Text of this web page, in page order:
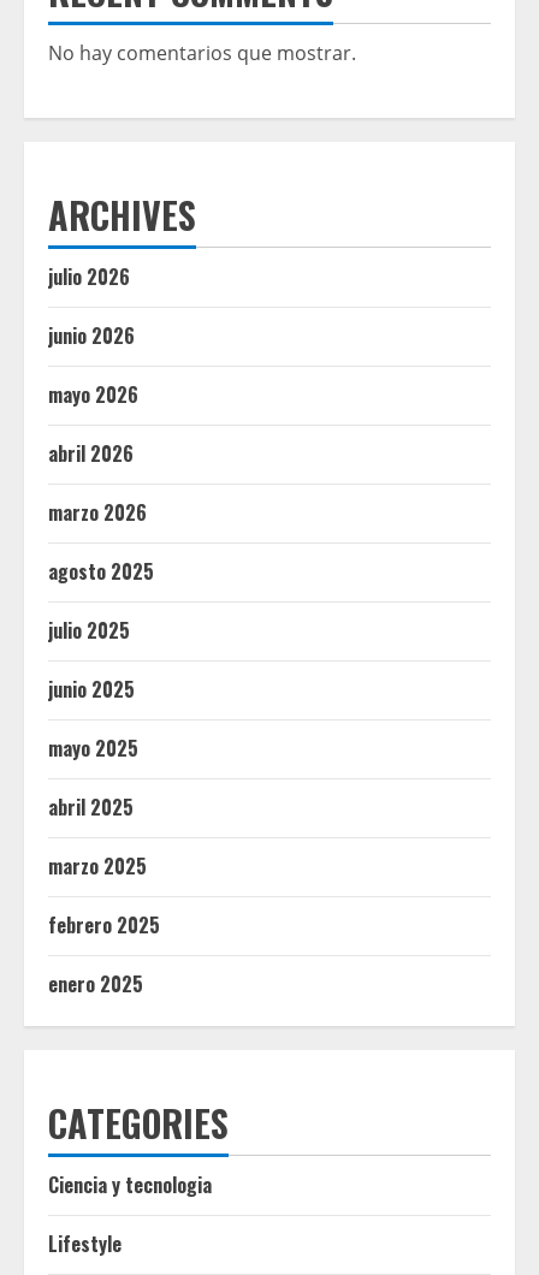
No hay comentarios que mostrar.
ARCHIVES
julio 2026
junio 2026
mayo 2026
abril 2026
marzo 2026
agosto 2025
julio 2025
junio 2025
mayo 2025
abril 2025
marzo 2025
febrero 2025
enero 2025
CATEGORIES
Ciencia y tecnologia
Lifestyle